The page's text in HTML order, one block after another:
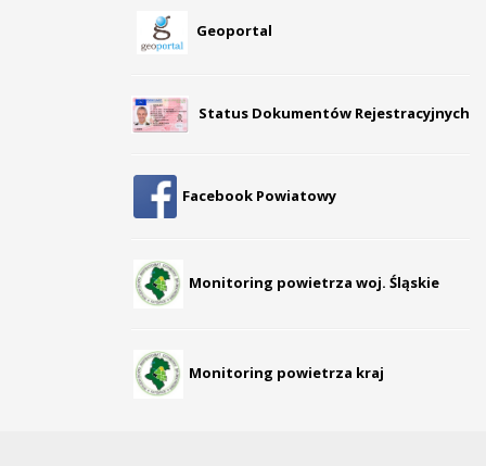
Geoportal
Status Dokumentów Rejestracyjnych
Facebook Powiatowy
Monitoring powietrza woj. Śląskie
Monitoring powietrza kraj